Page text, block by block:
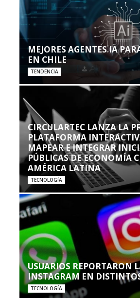
MEJORES AGENTES IA
EN CHILE
TENDENCIA
CIRCULARTEC LANZA LA
PLATAFORMA
MAPEAR E INTEGRAR
PÚBLICAS DE ECONOMÍA
AMÉRICA LATINA
TECNOLOGÍA
USUARIOS REPORTARON
INSTAGRAM EN
TECNOLOGÍA